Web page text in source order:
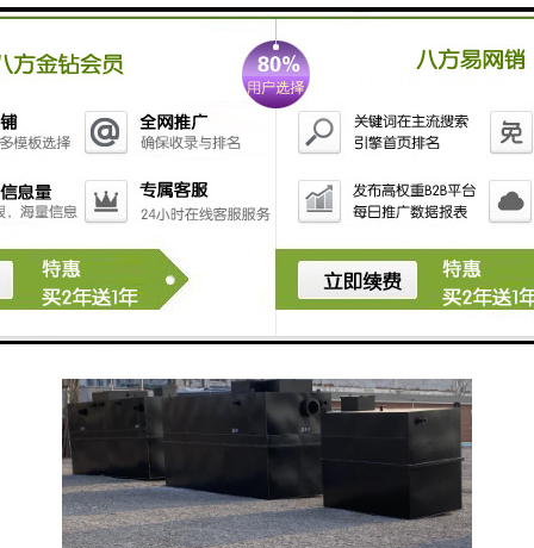
据环境条件自动调整释放量，提高消毒效果。
5. **性**：能有效杀灭多种细菌、病毒和真菌，达到消
使用这类设备可以帮助机构改善感染控制，降低感染的
设备制造商或供应商的资料。